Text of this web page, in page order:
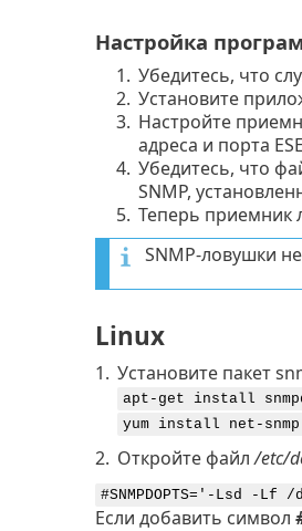
Настройка
1. Убедитесь, что
2. Установите
3. Настройте
адреса и порта
4. Убедитесь, что
SNMP,
5. Теперь приемник
SNMP-ловушки
Linux
1. Установите пакет
apt-get install
yum install net-snmp
2. Откройте файл/etc/
#SNMPDOPTS='-Lsd -
Если добавить символ